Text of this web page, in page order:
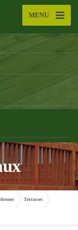
MENU
Terrasses